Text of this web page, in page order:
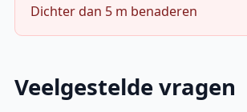
Dichter dan 5 m benaderen
Veelgestelde vragen